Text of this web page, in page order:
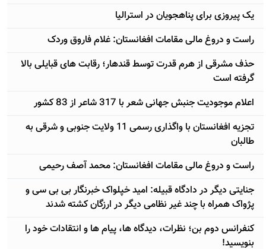
یک پیروزی برای پناهجویان در استرالیا
راست و دروغ مالی مقامات افغانستان: غلام فاروق وردک
حذف مشرقی از هرم قدرت توسط قندهار؛ رقابت های قبایلی بالا
گرفته است
اعلام موجودیت جنبش جهانی شعر با 317 شاعر از 83 کشور
تجزیه افغانستان با واگذاری رسمی 11 ولایت جنوبی و شرقی به
طالبان
راست و دروغ مالی مقامات افغانستان: محمد آصف رحیمی
جنایتی دیگر در دادگاه قبیله: اميد خپلواک خبرنگار بی بی سی و
پژواک همراه با چند غیر نظامی دیگر در ارزگان کشته شدند
کنفرانس دوم بن؛ نظرات، دیدگاه ها، پیام ها و انتقادات خود را
بنویسید!